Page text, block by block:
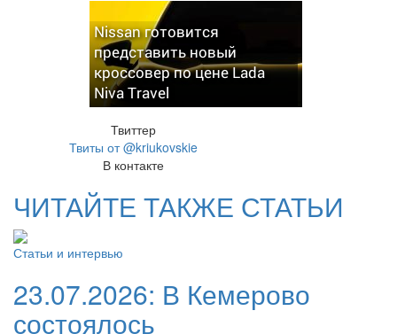
Nissan готовится
представить новый
кроссовер по цене Lada
Niva Travel
Твиттер
Твиты от @kriukovskie
В контакте
ЧИТАЙТЕ ТАКЖЕ СТАТЬИ
Статьи и интервью
23.07.2026: В Кемерово
состоялось